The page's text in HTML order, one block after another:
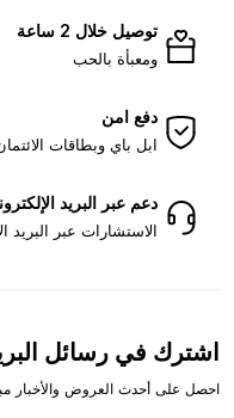
توصيل خلال 2 ساعة
ومعبأة بالحب
دفع امن
ابل باي وبطاقات
دعم عبر البريد الإلكتروني 24
الاستشارات عبر البريد
اشترك في رسائل
احصل على أحدث العروض والأخبار